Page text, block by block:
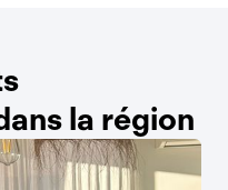
la région